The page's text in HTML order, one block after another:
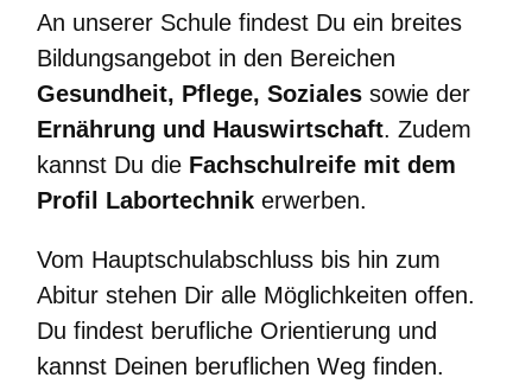
An unserer Schule findest Du ein breites
Bildungsangebot in den Bereichen
Gesundheit, Pflege, Soziales sowie der
Ernährung und Hauswirtschaft. Zudem
kannst Du die Fachschulreife mit dem
Profil Labortechnik erwerben.
Vom Hauptschulabschluss bis hin zum
Abitur stehen Dir alle Möglichkeiten offen.
Du findest berufliche Orientierung und
kannst Deinen beruflichen Weg finden.